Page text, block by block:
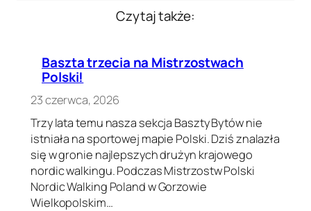
Czytaj także:
Baszta trzecia na Mistrzostwach
Polski!
23 czerwca, 2026
Trzy lata temu nasza sekcja Baszty Bytów nie
istniała na sportowej mapie Polski. Dziś znalazła
się w gronie najlepszych drużyn krajowego
nordic walkingu. Podczas Mistrzostw Polski
Nordic Walking Poland w Gorzowie
Wielkopolskim…